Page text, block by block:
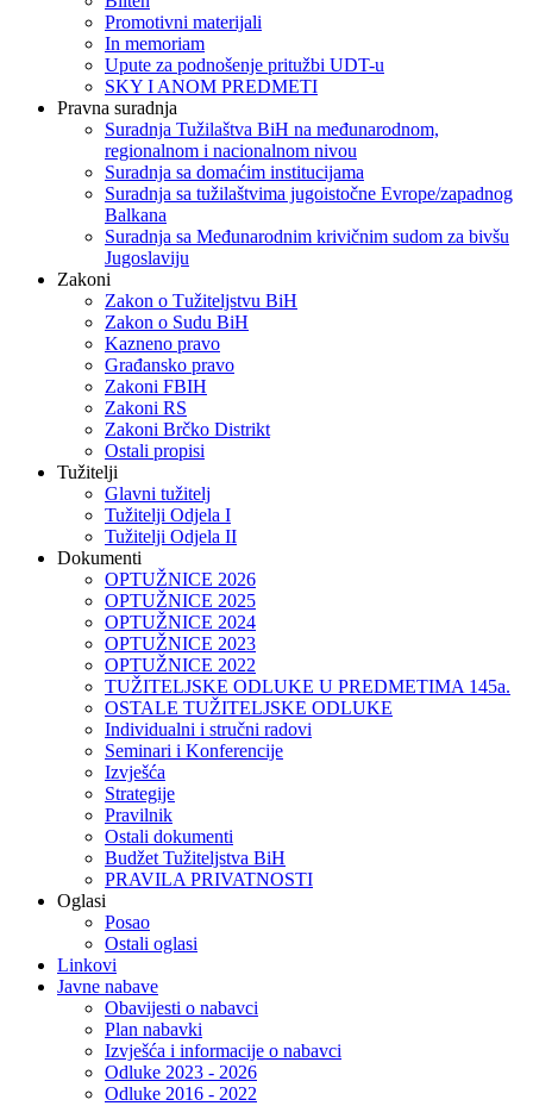
Promotivni materijali
In memoriam
Upute za podnošenje pritužbi UDT-u
SKY I ANOM PREDMETI
Pravna suradnja
Suradnja Tužilaštva BiH na međunarodnom,
regionalnom i nacionalnom nivou
Suradnja sa domaćim institucijama
Suradnja sa tužilaštvima jugoistočne Evrope/zapadnog
Balkana
Suradnja sa Međunarodnim krivičnim sudom za bivšu
Jugoslaviju
Zakoni
Zakon o Тužiteljstvu BiH
Zakon o Sudu BiH
Kazneno pravo
Građansko pravo
Zakoni FBIH
Zakoni RS
Zakoni Brčko Distrikt
Ostali propisi
Tužitelji
Glavni tužitelj
Tužitelji Odjela I
Tužitelji Odjela II
Dokumenti
OPTUŽNICE 2026
OPTUŽNICE 2025
OPTUŽNICE 2024
OPTUŽNICE 2023
OPTUŽNICE 2022
TUŽITELJSKE ODLUKE U PREDMETIMA 145a.
OSTALE TUŽITELJSKE ODLUKE
Individualni i stručni radovi
Seminari i Konferencije
Izvješća
Strategije
Pravilnik
Ostali dokumenti
Budžet Tužiteljstva BiH
PRAVILA PRIVATNOSTI
Oglasi
Posao
Ostali oglasi
Linkovi
Javne nabave
Obavijesti o nabavci
Plan nabavki
Izvješća i informacije o nabavci
Odluke 2023 - 2026
Odluke 2016 - 2022